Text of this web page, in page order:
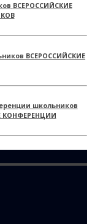
ВСЕРОССИЙСКИЕ
ВСЕРОССИЙСКИЕ
КОНФЕРЕНЦИИ